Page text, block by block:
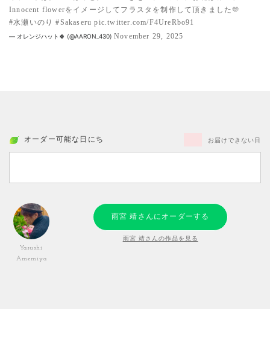
Innocent flowerをイメージしてフラスタを制作して頂きました🫶
#水瀬いのり
#Sakaseru pic.twitter.com/F4UreRbo91
— オレンジハット🍀 (@AARON_430) November 29, 2025
オーダー可能な日にち お届けできない日
Yasushi
Amemiya
雨宮 靖さんにオーダーする
雨宮 靖さんの作品を見る